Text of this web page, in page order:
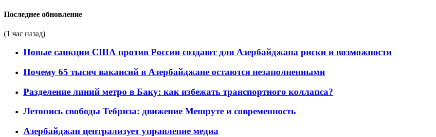
Последнее обновление
(1 час назад)
Новые санкции США против России создают для Азербайджана риски и возможности
Почему 65 тысяч вакансий в Азербайджане остаются незаполненными
Разделение линий метро в Баку: как избежать транспортного коллапса?
Летопись свободы Тебриза: движение Мешруте и современность
Азербайджан централизует управление медиа